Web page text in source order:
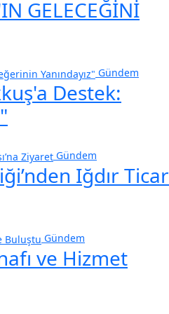
GELECEĞİNİ
Gündem
Destek:
Gündem
Iğdır
Gündem
ve Hizmet